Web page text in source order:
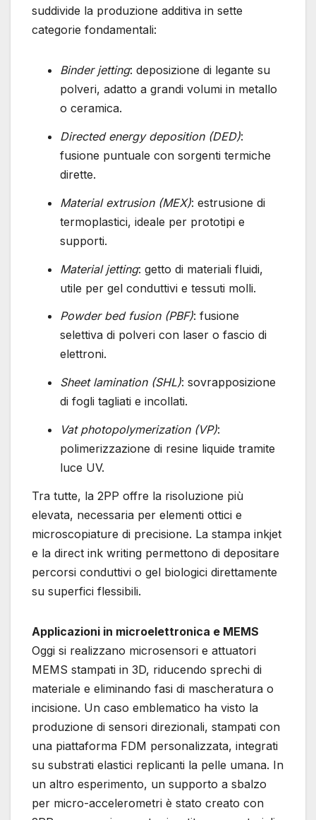
suddivide la produzione additiva in sette
categorie fondamentali:
Binder jetting: deposizione di legante su
polveri, adatto a grandi volumi in metallo
o ceramica.
Directed energy deposition (DED):
fusione puntuale con sorgenti termiche
dirette.
Material extrusion (MEX): estrusione di
termoplastici, ideale per prototipi e
supporti.
Material jetting: getto di materiali fluidi,
utile per gel conduttivi e tessuti molli.
Powder bed fusion (PBF): fusione
selettiva di polveri con laser o fascio di
elettroni.
Sheet lamination (SHL): sovrapposizione
di fogli tagliati e incollati.
Vat photopolymerization (VP):
polimerizzazione di resine liquide tramite
luce UV.
Tra tutte, la 2PP offre la risoluzione più
elevata, necessaria per elementi ottici e
microscopiature di precisione. La stampa inkjet
e la direct ink writing permettono di depositare
percorsi conduttivi o gel biologici direttamente
su superfici flessibili.
Applicazioni in microelettronica e MEMS
Oggi si realizzano microsensori e attuatori
MEMS stampati in 3D, riducendo sprechi di
materiale e eliminando fasi di mascheratura o
incisione. Un caso emblematico ha visto la
produzione di sensori direzionali, stampati con
una piattaforma FDM personalizzata, integrati
su substrati elastici replicanti la pelle umana. In
un altro esperimento, un supporto a sbalzo
per micro-accelerometri è stato creato con